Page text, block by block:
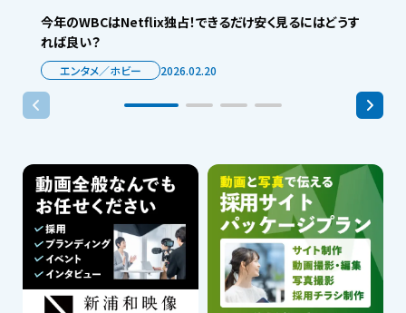
今年のWBCはNetflix独占！できるだけ安く見るにはどうす
れば良い？
エンタメ／ホビー 2026.02.20